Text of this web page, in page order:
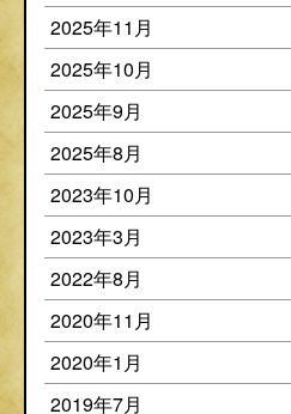
2025年11月
2025年10月
2025年9月
2025年8月
2023年10月
2023年3月
2022年8月
2020年11月
2020年1月
2019年7月